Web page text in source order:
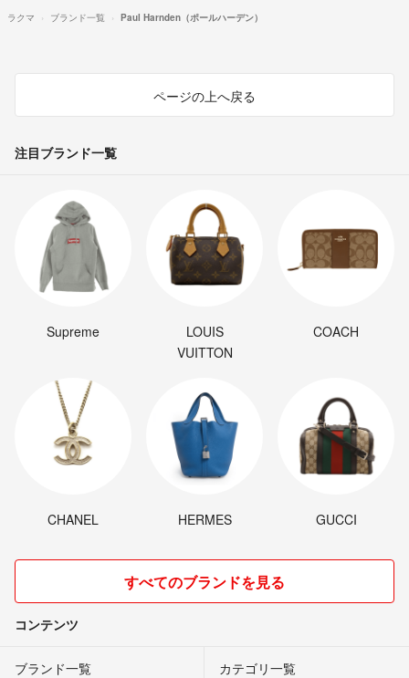
ラクマ ブランド一覧 Paul Harnden（ポールハーデン）
ページの上へ戻る
注目ブランド一覧
Supreme
LOUIS
VUITTON
COACH
CHANEL HERMES GUCCI
すべてのブランドを見る
コンテンツ
ブランド一覧 カテゴリ一覧